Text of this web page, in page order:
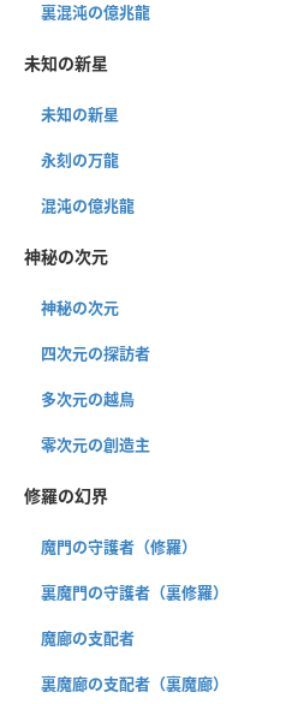
裏混沌の億兆龍
未知の新星
未知の新星
永刻の万龍
混沌の億兆龍
神秘の次元
神秘の次元
四次元の探訪者
多次元の越鳥
零次元の創造主
修羅の幻界
魔門の守護者（修羅）
裏魔門の守護者（裏修羅）
魔廊の支配者
裏魔廊の支配者（裏魔廊）